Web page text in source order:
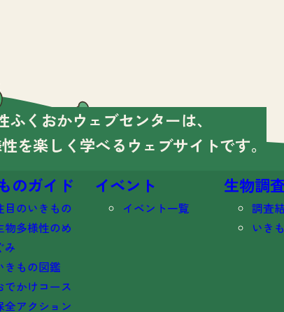
ふくおかウェブセンターは、
を楽しく学べる ウェブサイトです。
のガイド
目のいきもの
物多様性のめ
み
きもの図鑑
でかけコース
全アクション
イベント
イベント一覧
生物調
調査
いき